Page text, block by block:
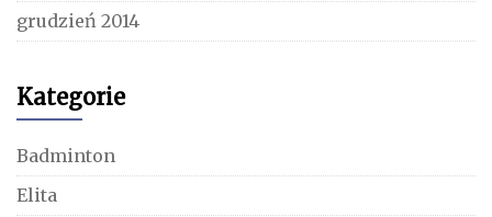
grudzień 2014
Kategorie
Badminton
Elita